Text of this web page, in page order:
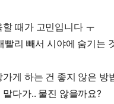
할 때가 고민입니다 ㅜ
빨리 빼서 시야에 숨기는
게 하는 건 좋지 않은 방
다가.. 물진 않을까요?